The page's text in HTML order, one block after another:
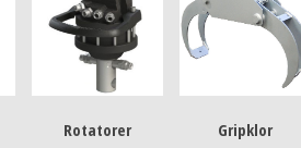
Rotatorer Gripklor